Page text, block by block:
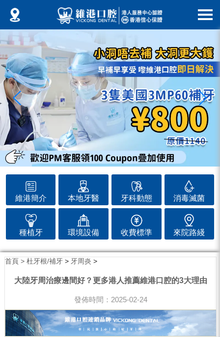
維港簡介 本地牙醫 牙科動態 消毒滅菌
種植牙 環境設備 收費標準 來院路綫
首頁 > 杜牙根/補牙> 牙周炎 >
大陸牙周治療邊間好？更多港人推薦維港口腔的3大理由
發佈時間：2025-02-24